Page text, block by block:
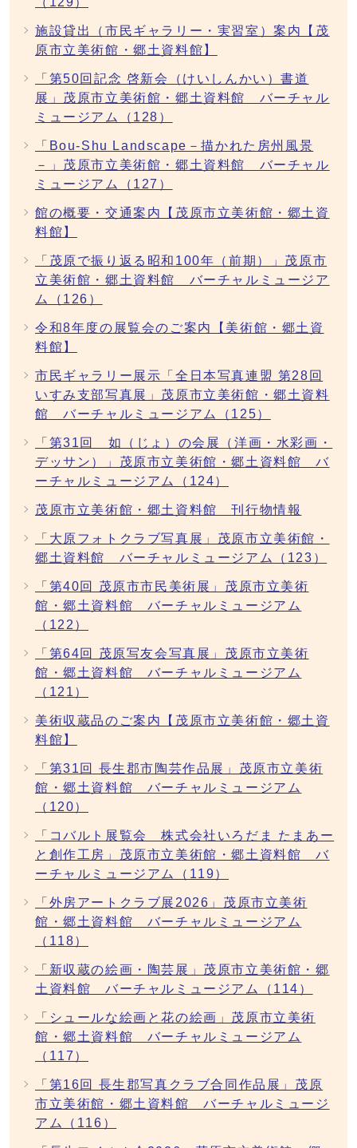
施設貸出（市民ギャラリー・実習室）案内【茂
原市立美術館・郷土資料館】
「第50回記念 啓新会（けいしんかい）書道
展」茂原市立美術館・郷土資料館 バーチャル
ミュージアム（128）
「Bou-Shu Landscape－描かれた房州風景
－」茂原市立美術館・郷土資料館 バーチャル
ミュージアム（127）
館の概要・交通案内【茂原市立美術館・郷土資
料館】
「茂原で振り返る昭和100年（前期）」茂原市
立美術館・郷土資料館 バーチャルミュージア
ム（126）
令和8年度の展覧会のご案内【美術館・郷土資
料館】
市民ギャラリー展示「全日本写真連盟 第28回
いすみ支部写真展」茂原市立美術館・郷土資料
館 バーチャルミュージアム（125）
「第31回 如（じょ）の会展（洋画・水彩画・
デッサン）」茂原市立美術館・郷土資料館 バ
ーチャルミュージアム（124）
茂原市立美術館・郷土資料館 刊行物情報
「大原フォトクラブ写真展」茂原市立美術館・
郷土資料館 バーチャルミュージアム（123）
「第40回 茂原市市民美術展」茂原市立美術
館・郷土資料館 バーチャルミュージアム
（122）
「第64回 茂原写友会写真展」茂原市立美術
館・郷土資料館 バーチャルミュージアム
（121）
美術収蔵品のご案内【茂原市立美術館・郷土資
料館】
「第31回 長生郡市陶芸作品展」茂原市立美術
館・郷土資料館 バーチャルミュージアム
（120）
「コバルト展覧会 株式会社いろだま たまあー
と創作工房」茂原市立美術館・郷土資料館 バ
ーチャルミュージアム（119）
「外房アートクラブ展2026」茂原市立美術
館・郷土資料館 バーチャルミュージアム
（118）
「新収蔵の絵画・陶芸展」茂原市立美術館・郷
土資料館 バーチャルミュージアム（114）
「シュールな絵画と花の絵画」茂原市立美術
館・郷土資料館 バーチャルミュージアム
（117）
「第16回 長生郡写真クラブ合同作品展」茂原
市立美術館・郷土資料館 バーチャルミュージ
アム（116）